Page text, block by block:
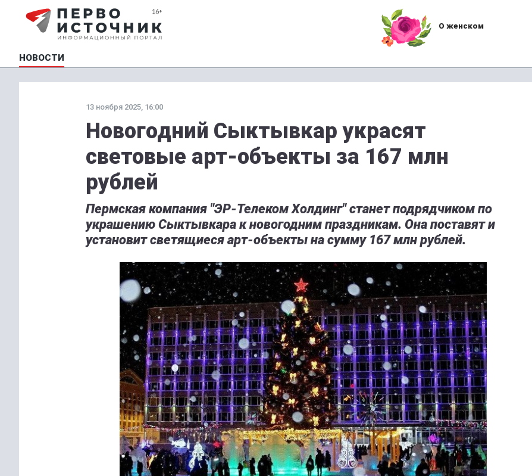
О женском
НОВОСТИ
13 ноября 2025, 16:00
Новогодний Сыктывкар украсят
световые арт-объекты за 167 млн
рублей
Пермская компания "ЭР-Телеком Холдинг" станет подрядчиком по
украшению Сыктывкара к новогодним праздникам. Она поставят и
установит светящиеся арт-объекты на сумму 167 млн рублей.